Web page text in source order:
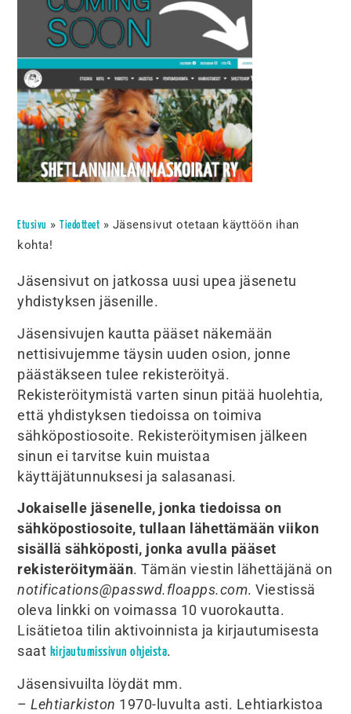
Etusivu » Tiedotteet » Jäsensivut otetaan käyttöön ihan
kohta!
Jäsensivut on jatkossa uusi upea jäsenetu
yhdistyksen jäsenille.
Jäsensivujen kautta pääset näkemään
nettisivujemme täysin uuden osion, jonne
päästäkseen tulee rekisteröityä.
Rekisteröitymistä varten sinun pitää huolehtia,
että yhdistyksen tiedoissa on toimiva
sähköpostiosoite. Rekisteröitymisen jälkeen
sinun ei tarvitse kuin muistaa
käyttäjätunnuksesi ja salasanasi.
Jokaiselle jäsenelle, jonka tiedoissa on
sähköpostiosoite, tullaan lähettämään viikon
sisällä sähköposti, jonka avulla pääset
rekisteröitymään. Tämän viestin lähettäjänä on
notifications@passwd.floapps.com. Viestissä
oleva linkki on voimassa 10 vuorokautta.
Lisätietoa tilin aktivoinnista ja kirjautumisesta
saat kirjautumissivun ohjeista.
Jäsensivuilta löydät mm.
–Lehtiarkiston 1970-luvulta asti. Lehtiarkistoa